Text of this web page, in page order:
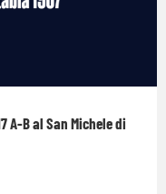
A-B al San Michele di